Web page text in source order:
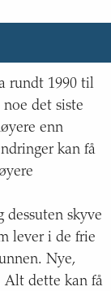
rundt 1990 til
det siste
enn
kan få
dessuten skyve
lever i de frie
Nye,
Alt dette kan få